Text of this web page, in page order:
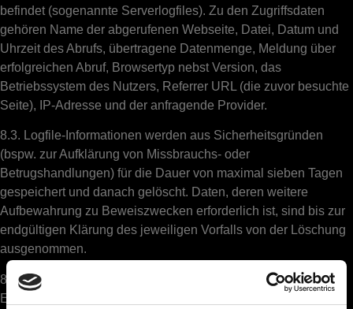
befindet (sogenannte Serverlogfiles). Zu den Zugriffsdaten
gehören Name der abgerufenen Webseite, Datei, Datum und
Uhrzeit des Abrufs, übertragene Datenmenge, Meldung über
erfolgreichen Abruf, Browsertyp nebst Version, das
Betriebssystem des Nutzers, Referrer URL (die zuvor besuchte
Seite), IP-Adresse und der anfragende Provider.
8.3. Logfile-Informationen werden aus Sicherheitsgründen
(bspw. zur Aufklärung von Missbrauchs- oder
Betrugshandlungen) für die Dauer von maximal sieben Tagen
gespeichert und danach gelöscht. Daten, deren weitere
Aufbewahrung zu Beweiszwecken erforderlich ist, sind bis zur
endgültigen Klärung des jeweiligen Vorfalls von der Löschung
ausgenommen.
8.4. Die Webhostingleistungen umfassen auch Versand,
Empfang sowie die Speicherung von E-Mails. Zu diesen